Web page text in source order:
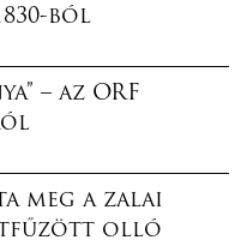
ból
– az ORF
meg a zalai
olló